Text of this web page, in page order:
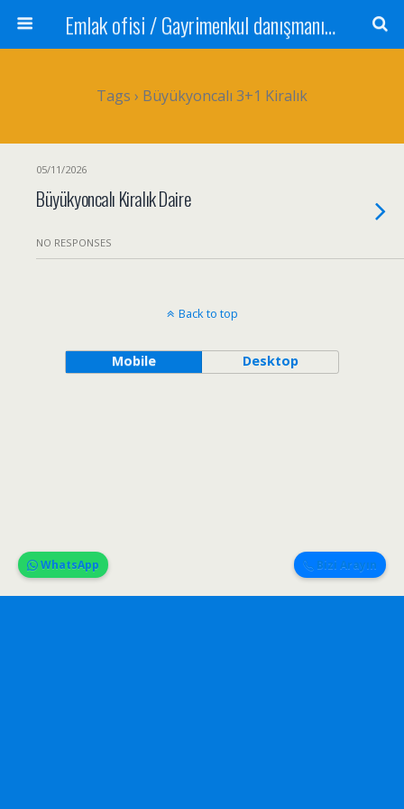
Emlak ofisi / Gayrimenkul danışmanı Satılık daire / Kiralık daire Satılık arsa / Tarla Satılık dükkan / Mağaza Devren satılık işyeri Depo ve antrepo Yatırım: Yatırımlık arsa
Tags › Büyükyoncalı 3+1 Kiralık
05/11/2026
Büyükyoncalı Kiralık Daire
NO RESPONSES
Back to top
Mobile Desktop
Bizi Arayın
WhatsApp